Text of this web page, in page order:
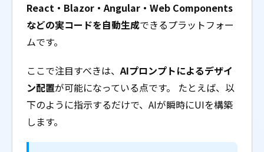
React・Blazor・Angular・Web Components
などの実コードを自動生成できるプラットフォー
ムです。
ここで注目すべきは、AIプロンプトによるデザイ
ン配置が可能になっている点です。 たとえば、以
下のように指示するだけで、AIが瞬時にUIを構築
します。